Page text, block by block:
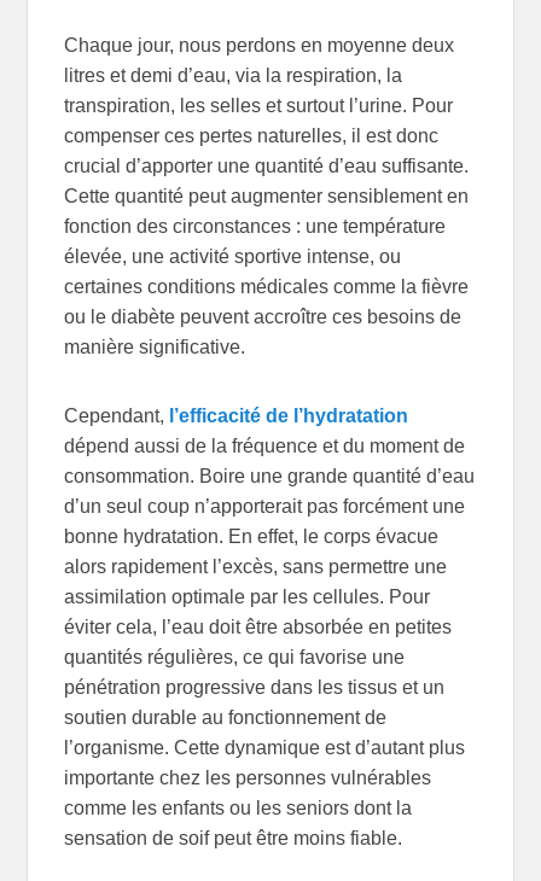
Chaque jour, nous perdons en moyenne deux
litres et demi d’eau, via la respiration, la
transpiration, les selles et surtout l’urine. Pour
compenser ces pertes naturelles, il est donc
crucial d’apporter une quantité d’eau suffisante.
Cette quantité peut augmenter sensiblement en
fonction des circonstances : une température
élevée, une activité sportive intense, ou
certaines conditions médicales comme la fièvre
ou le diabète peuvent accroître ces besoins de
manière significative.
Cependant, l’efficacité de l’hydratation
dépend aussi de la fréquence et du moment de
consommation. Boire une grande quantité d’eau
d’un seul coup n’apporterait pas forcément une
bonne hydratation. En effet, le corps évacue
alors rapidement l’excès, sans permettre une
assimilation optimale par les cellules. Pour
éviter cela, l’eau doit être absorbée en petites
quantités régulières, ce qui favorise une
pénétration progressive dans les tissus et un
soutien durable au fonctionnement de
l’organisme. Cette dynamique est d’autant plus
importante chez les personnes vulnérables
comme les enfants ou les seniors dont la
sensation de soif peut être moins fiable.